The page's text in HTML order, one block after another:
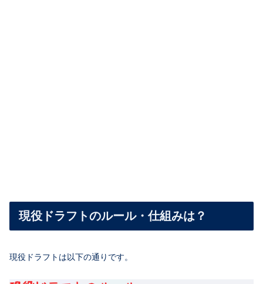
現役ドラフトのルール・仕組みは？
現役ドラフトは以下の通りです。